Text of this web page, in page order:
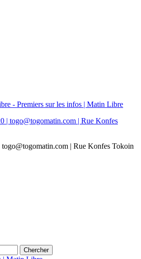
- Premiers sur les infos | Matin Libre
| Rue Konfes Tokoin